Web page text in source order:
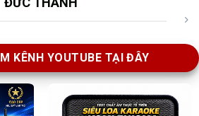
KÊNH YOUTUBE TẠI ĐÂY